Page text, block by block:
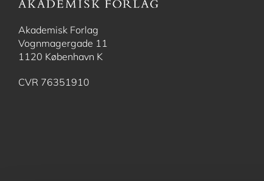
Akademisk Forlag
Vognmagergade 11
1120 København K
CVR 76351910